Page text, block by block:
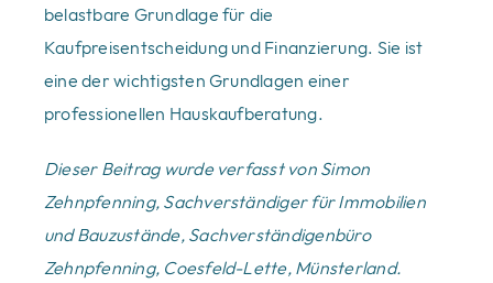
belastbare Grundlage für die
Kaufpreisentscheidung und Finanzierung. Sie ist
eine der wichtigsten Grundlagen einer
professionellen Hauskaufberatung.
Dieser Beitrag wurde verfasst von Simon
Zehnpfenning, Sachverständiger für Immobilien
und Bauzustände, Sachverständigenbüro
Zehnpfenning, Coesfeld-Lette, Münsterland.